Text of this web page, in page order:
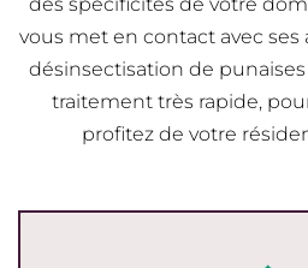
vous met en contact avec ses
désinsectisation de
traitement très rapide,
profitez de votre